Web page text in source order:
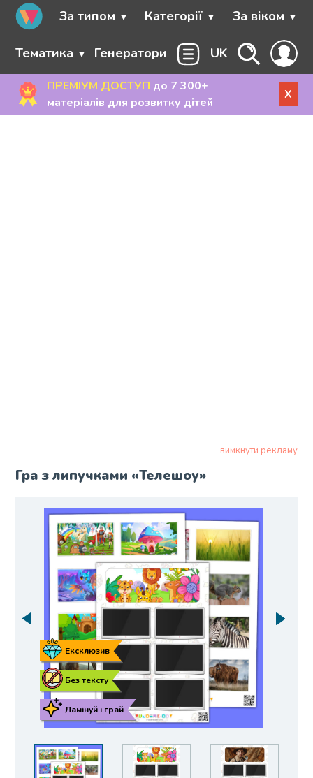
За типом Категорії За віком
Тематика Генератори UK
ПРЕМІУМ ДОСТУП до 7 300+
матеріалів для розвитку дітей
X
вимкнути рекламу
Гра з липучками «Телешоу»
Ламінуй і грай
Без тексту
Ексклюзив